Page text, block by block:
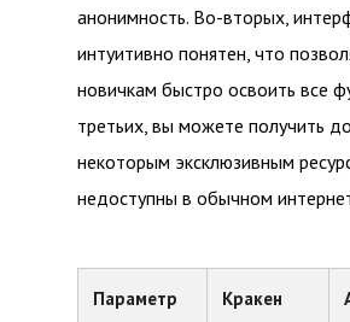
анонимность. Во-вторых,
интуитивно понятен, что
новичкам быстро освоить все
третьих, вы можете получить
некоторым эксклюзивным
недоступны в обычном
Параметр Кракен